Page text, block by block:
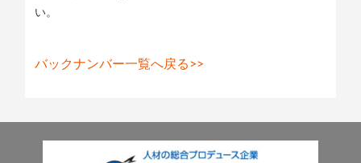
い。
バックナンバー一覧へ戻る>>